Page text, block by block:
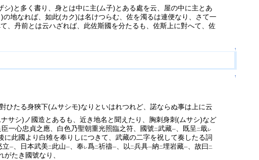
)と多く書り、身とは中に主(ム子)とある處を云、屋の中に主とあ
地なれば、如此(カク)は名けつらむ、佐を濁るは連便なり、さて一
、丹前とは云ハざれば、此佐斯國を分たるも、佐斯上に對へて、佐
↑
↑
ひたる身狹下(ムサシモ)なりといはれつれど、諾ならぬ事は上に云
サシ)ノ國造とあるも、近き地名と聞えたり、胸刺身刺(ムサシ)など
一心忠貞之應、白色乃聖朝重光照臨之符、國號二武藏一、既呈二戢レ
此國より白雉を奉りしにつきて、武藏の二字を祝して奏したる詞
立一、日本武美二此山一、奉レ爲二祈禱一、以二兵具一納二埋岩藏一、故曰二
たき國號なり、